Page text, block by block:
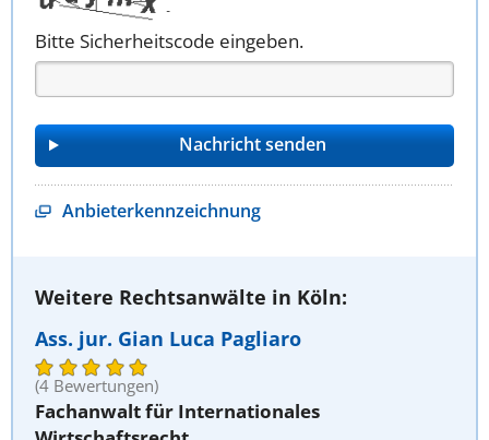
Bitte Sicherheitscode eingeben.
Anbieterkennzeichnung
Weitere Rechtsanwälte in Köln:
Ass. jur. Gian Luca Pagliaro
(4 Bewertungen)
Fachanwalt für Internationales